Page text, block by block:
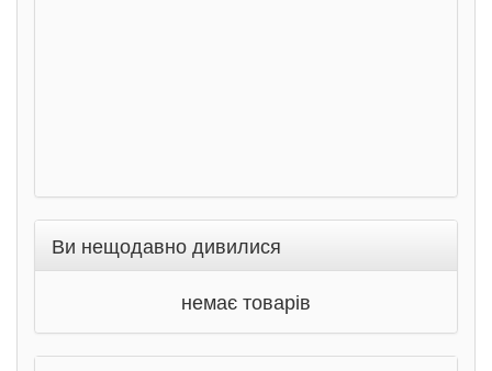
Ви нещодавно дивилися
немає товарів